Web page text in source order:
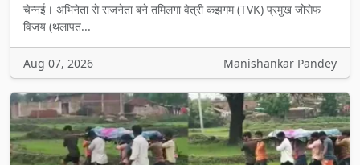
चेन्नई। अभिनेता से राजनेता बने तमिलगा वेत्री कझगम (TVK) प्रमुख जोसेफ
विजय (थलापत...
Aug 07, 2026 Manishankar Pandey